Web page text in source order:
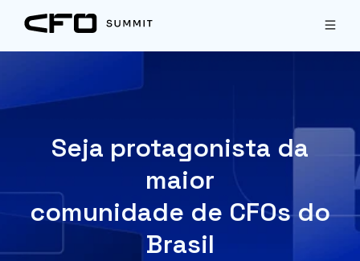
Seja protagonista da
maior
comunidade de CFOs do
Brasil